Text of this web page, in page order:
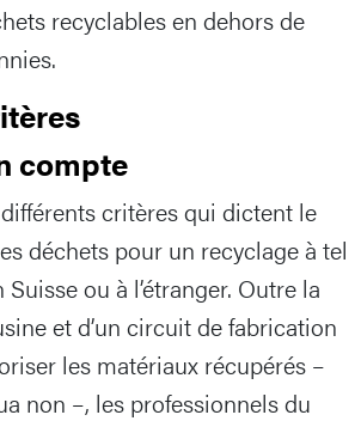
recyclables en dehors de
compte
critères qui dictent le
déchets pour un recyclage à tel
ou à l’étranger. Outre la
et d’un circuit de fabrication
les matériaux récupérés –
non –, les professionnels du